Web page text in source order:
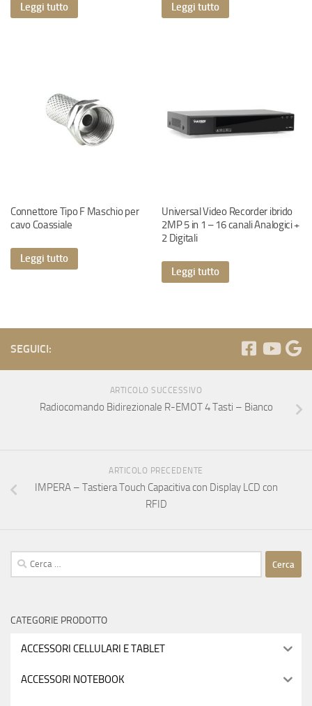
Leggi tutto Leggi tutto
Connettore Tipo F Maschio per
cavo Coassiale
Leggi tutto
Universal Video Recorder ibrido
2MP 5 in 1 – 16 canali Analogici +
2 Digitali
Leggi tutto
SEGUICI:
ARTICOLO SUCCESSIVO
Radiocomando Bidirezionale R-EMOT 4 Tasti – Bianco
ARTICOLO PRECEDENTE
IMPERA – Tastiera Touch Capacitiva con Display LCD con
RFID
Ricerca
per:
CATEGORIE PRODOTTO
ACCESSORI CELLULARI E TABLET
ACCESSORI NOTEBOOK